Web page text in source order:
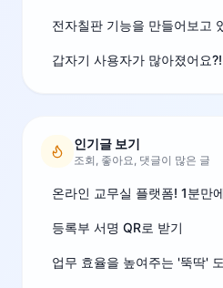
전자칠판 기능을 만들어보고
갑자기 사용자가 많아졌어요
인기글 보기
조회, 좋아요, 댓글이 많은 글
온라인 교무실 플랫폼! 1분만
등록부 서명 QR로 받기
업무 효율을 높여주는 '뚝딱'